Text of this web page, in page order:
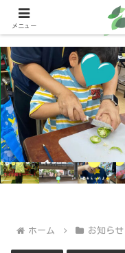
ホーム お知らせ
メニュー